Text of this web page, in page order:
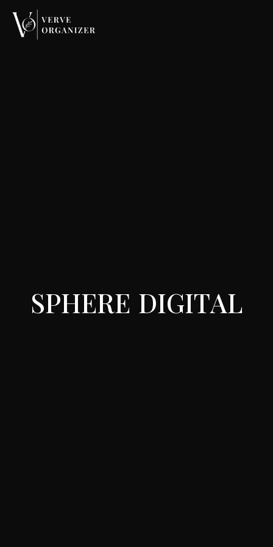
SPHERE DIGITAL